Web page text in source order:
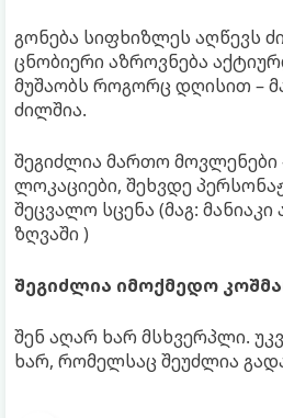
გონება სიფხიზლეს აღწევს
ცნობიერი აზროვნება
მუშაობს როგორც დღისით –
ძილშია.
შეგიძლია მართო მოვლენები
ლოკაციები, შეხვდე
შეცვალო სცენა (მაგ:
ზღვაში )
შეგიძლია იმოქმედო
შენ აღარ ხარ მსხვერპლი.
ხარ, რომელსაც შეუძლია